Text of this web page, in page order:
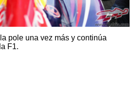
pole una vez más y continúa
F1.